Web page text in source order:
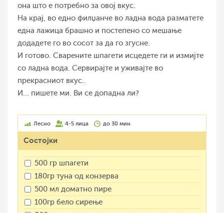
она што е потребно за овој вкус.
На крај, во едно филџанче во ладна вода разматете
една лажица брашно и постепено со мешање
додадете го во сосот за да го згусне.
И готово. Сварените шпагети исцедете ги и измијте
со ладна вода. Сервирајте и уживајте во
прекрасниот вкус..
И... пишете ми. Ви се допадна ли?
Лесно 4-5 лица до 30 мин
Состојки
500 гр шпагети
180гр туна од конзерва
500 мл доматно пире
100гр бело сирење